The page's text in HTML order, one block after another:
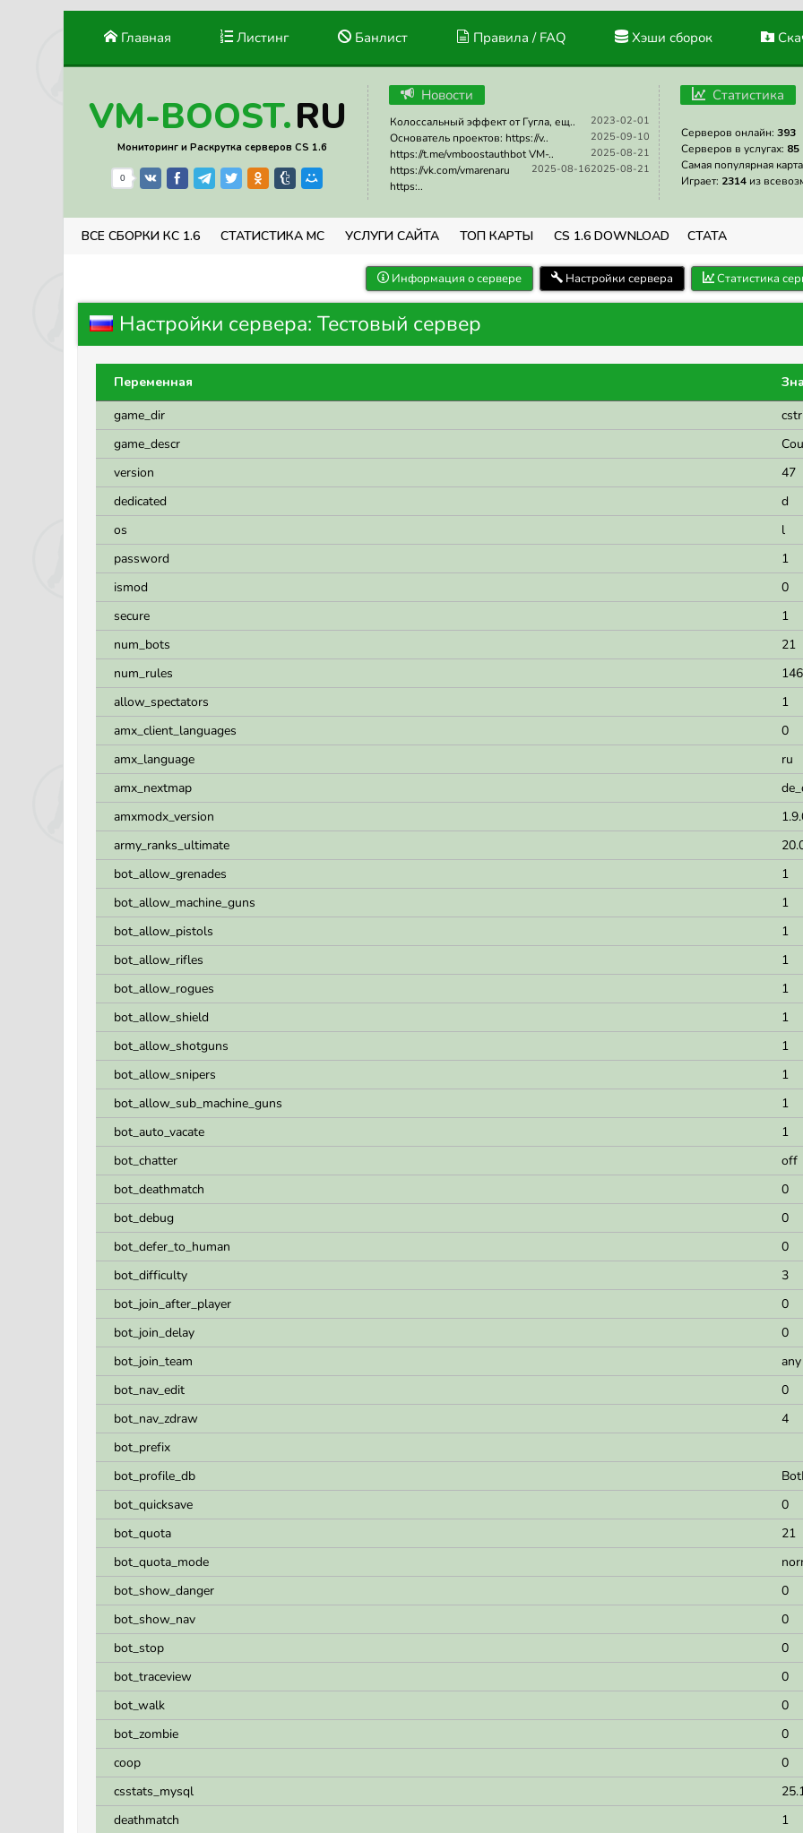
Главная Листинг Банлист Правила / FAQ Хэши сборок
VM-BOOST.RU
Мониторинг и Раскрутка серверов CS 1.6
0
Новости
2023-02-01
Колоссальный эффект от Гугла, ещ..
2025-09-10
Основатель проектов: https://v..
2025-08-21
https://t.me/vmboostauthbot VM-..
2025-08-21
2025-08-16
https://vk.com/vmarenaru
https:..
Статистика
Серверов онлайн: 393
Серверов в услугах: 85
Самая популярная
Играет: 2314 из
ВСЕ СБОРКИ КС 1.6 СТАТИСТИКА МС УСЛУГИ САЙТА ТОП КАРТЫ CS 1.6 DOWNLOAD СТАТА
Информация о сервере Настройки сервера Статистика
Настройки сервера: Тестовый сервер
Переменная
game_dir
game_descr
version
47
dedicated
d
os
l
password
1
ismod
0
secure
1
num_bots
21
num_rules
146
allow_spectators
1
amx_client_languages
0
amx_language
ru
amx_nextmap
amxmodx_version
army_ranks_ultimate
bot_allow_grenades
1
bot_allow_machine_guns
1
bot_allow_pistols
1
bot_allow_rifles
1
bot_allow_rogues
1
bot_allow_shield
1
bot_allow_shotguns
1
bot_allow_snipers
1
bot_allow_sub_machine_guns
1
bot_auto_vacate
1
bot_chatter
off
bot_deathmatch
0
bot_debug
0
bot_defer_to_human
0
bot_difficulty
3
bot_join_after_player
0
bot_join_delay
0
bot_join_team
any
bot_nav_edit
0
bot_nav_zdraw
4
bot_prefix
bot_profile_db
bot_quicksave
0
bot_quota
21
bot_quota_mode
bot_show_danger
0
bot_show_nav
0
bot_stop
0
bot_traceview
0
bot_walk
0
bot_zombie
0
coop
0
csstats_mysql
deathmatch
1